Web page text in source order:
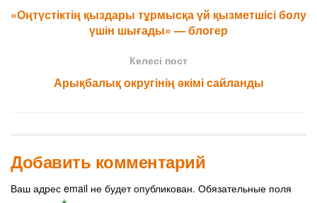
«Оңтүстіктің қыздары тұрмысқа үй қызметшісі болу
үшін шығады» — блогер
Келесі пост
Арықбалық округінің әкімі сайланды
Добавить комментарий
Ваш адрес email не будет опубликован. Обязательные поля